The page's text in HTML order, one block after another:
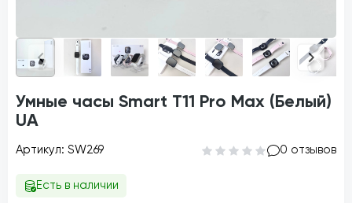
Умные часы Smart T11 Pro Max (Белый)
UA
Артикул: SW269 0 отзывов
Есть в наличии